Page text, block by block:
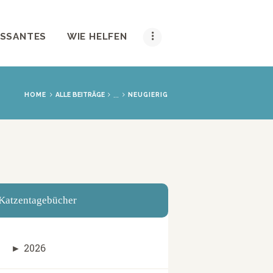
WIE HELFEN
HOME ALLE BEITRÄGE ... NEUGIERIG
► 2026